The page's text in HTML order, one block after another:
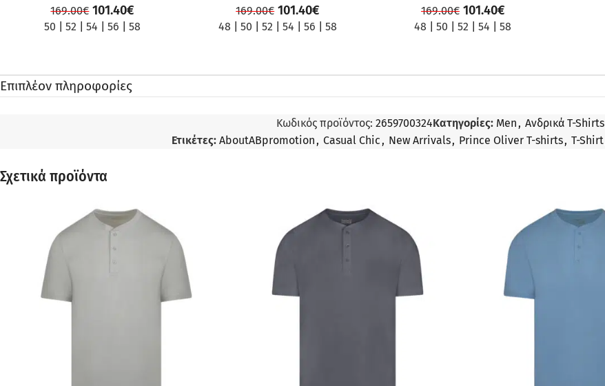
169.00€ 101.40€
50 |52 |54 |56 |58
169.00€ 101.40€
48 |50 |52 |54 |56 |58
169.00€ 101.40€
48 |50 |52 |54 |58
Επιπλέον πληροφορίες
Κωδικός προϊόντος: 2659700324Κατηγορίες: Men , Ανδρικά T-Shirts
Ετικέτες: AboutABpromotion , Casual Chic , New Arrivals, Prince Oliver T-shirts, T-Shirt
Σχετικά προϊόντα
ΠΡΟΣΦΟΡΆ ΠΡΟΣΦΟΡΆ ΠΡΟΣΦΟΡΆ